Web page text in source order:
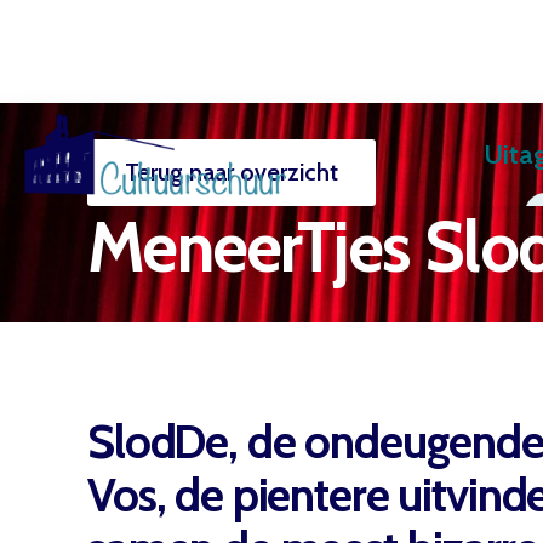
Terug naar overzicht
MeneerTjes
SlodDe, de
Vos, de pientere